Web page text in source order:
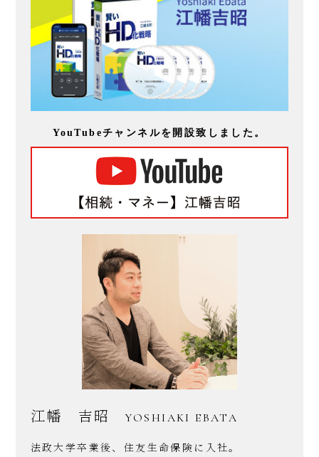
YouTubeチャンネルを開設致しました。
江幡 吉昭 YOSHIAKI EBATA
法政大学卒業後、住友生命保険に入社。